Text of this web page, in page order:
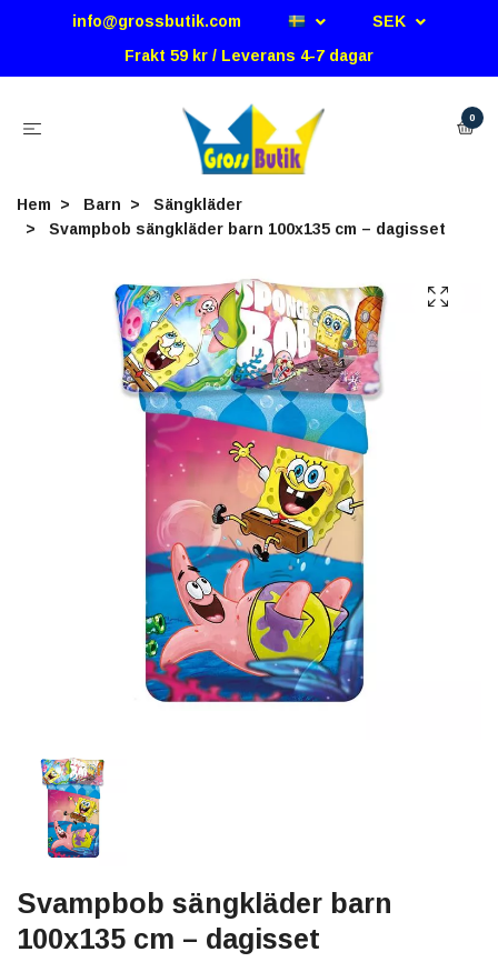
info@grossbutik.com
SEK
Frakt 59 kr / Leverans 4-7 dagar
0
Hem Barn
Sängkläder
Svampbob sängkläder barn 100x135 cm – dagisset
Svampbob sängkläder barn
100x135 cm – dagisset